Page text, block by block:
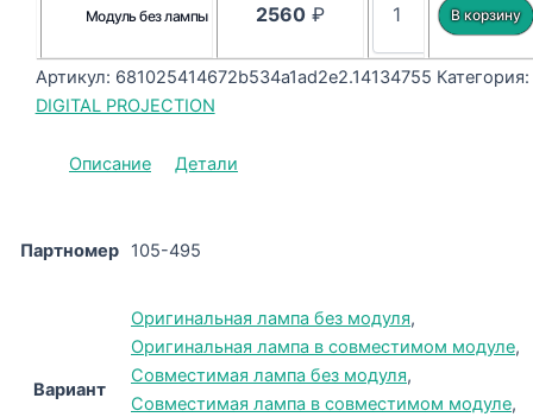
Модуль без лампы 2560₽
Артикул: 681025414672b534a1ad2e2.14134755 Категория:
DIGITAL PROJECTION
Описание Детали
Партномер 105-495
Вариант
Оригинальная лампа без модуля,
Оригинальная лампа в совместимом модуле,
Совместимая лампа без модуля,
Совместимая лампа в совместимом модуле,